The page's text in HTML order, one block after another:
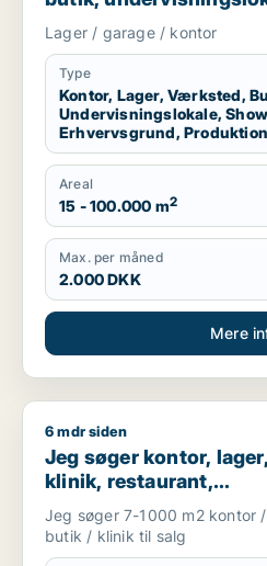
erhvervsgrund,
garage til leje i Region
Nordsjælland
Lager / garage / kontor
Type
Kontor, Lager, Værksted,
Undervisningslokale,
Erhvervsgrund,
Areal
15 - 100.000 m2
Max. per måned
2.000 DKK
Mere
Jeg søger kontor, lager,
6 mdr siden
Jeg søger kontor,
klinik, restaurant,
produktionslokaler til
Guldborgsund eller
Jeg søger 7-1000 m2
butik / klinik til salg